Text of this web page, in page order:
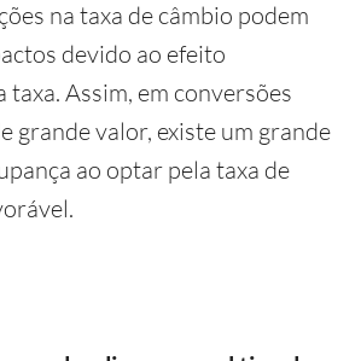
na taxa de câmbio podem
devido ao efeito
Assim, em conversões
grande valor, existe um grande
ao optar pela taxa de